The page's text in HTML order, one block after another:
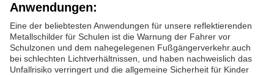
Anwendungen:
Eine der beliebtesten Anwendungen für unsere reflektierenden
Metallschilder für Schulen ist die Warnung der Fahrer vor
Schulzonen und dem nahegelegenen Fußgängerverkehr.auch
bei schlechten Lichtverhältnissen, und haben nachweislich das
Unfallrisiko verringert und die allgemeine Sicherheit für Kinder